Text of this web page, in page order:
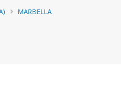
MARBELLA